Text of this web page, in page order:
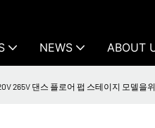
NEWS ABOUT
265V 댄스 플로어 펍 스테이지 모델을